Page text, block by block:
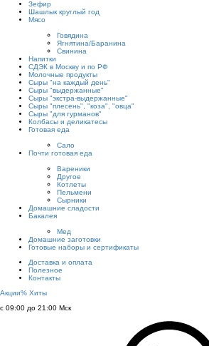
Зефир
Шашлык круглый год
Мясо
Говядина
Ягнятина/Баранина
Свинина
Напитки
СДЭК в Москву и по РФ
Молочные продукты
Сыры "на каждый день"
Сыры "выдержанные"
Сыры "экстра-выдержанные"
Сыры "плесень", "коза", "овца"
Сыры "для гурманов"
Колбасы и деликатесы
Готовая еда
Сало
Почти готовая еда
Вареники
Другое
Котлеты
Пельмени
Сырники
Домашние сладости
Бакалея
Мед
Домашние заготовки
Готовые наборы и сертификаты
Доставка и оплата
Полезное
Контакты
Акции% Хиты
с 09:00 до 21:00 Мск